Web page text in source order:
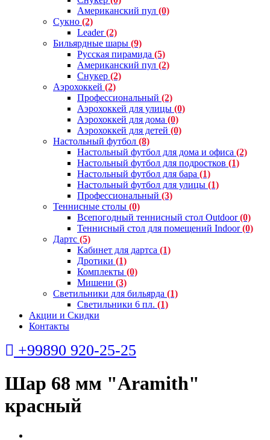
Американский пул (0)
Сукно (2)
Leader(2)
Бильярдные шары (9)
Русская пирамида (5)
Американский пул (2)
Снукер (2)
Аэрохоккей (2)
Профессиональный (2)
Аэрохоккей для улицы (0)
Аэрохоккей для дома (0)
Аэрохоккей для детей (0)
Настольный футбол (8)
Настольный футбол для дома и офиса (2)
Настольный футбол для подростков (1)
Настольный футбол для бара (1)
Настольный футбол для улицы (1)
Профессиональный (3)
Теннисные столы (0)
Всепогодный теннисный стол Outdoor(0)
Теннисный стол для помещений Indoor(0)
Дартс (5)
Кабинет для дартса (1)
Дротики (1)
Комплекты (0)
Мишени (3)
Светильники для бильярда (1)
Светильники 6 пл. (1)
Акции и Скидки
Контакты
+99890 920-25-25
Шар 68 мм "Aramith"
красный